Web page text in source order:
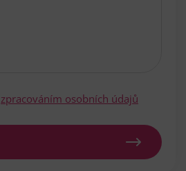
zpracováním osobních údajů